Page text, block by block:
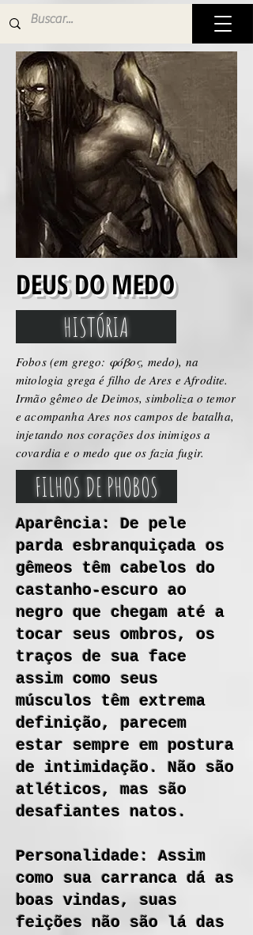
DEUS DO MEDO
HISTÓRIA
Fobos (em grego: φόβος, medo), na
mitologia grega é filho de Ares e Afrodite.
Irmão gêmeo de Deimos, simboliza o temor
e acompanha Ares nos campos de batalha,
injetando nos corações dos inimigos a
covardia e o medo que os fazia fugir.
FILHOS DE PHOBOS
Aparência: De pele
parda esbranquiçada os
gêmeos têm cabelos do
castanho-escuro ao
negro que chegam até a
tocar seus ombros, os
traços de sua face
assim como seus
músculos têm extrema
definição, parecem
estar sempre em postura
de intimidação. Não são
atléticos, mas são
desafiantes natos.
Personalidade: Assim
como sua carranca dá as
boas vindas, suas
feições não são lá das